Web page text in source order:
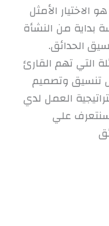
الاختيار الأمثل
بداية من النشأة
الحدائق.
التي تهم القارئ
تنسيق وتصميم
العمل لدي
علي